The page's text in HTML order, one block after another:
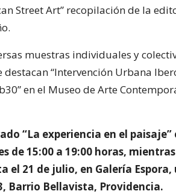
Street Art” recopilación de la
muestras individuales y
“Intervención Urbana
en el Museo de Arte
“La experiencia en el paisaje”
de 15:00 a 19:00 horas,
el 21 de julio, en Galería
Barrio Bellavista, Providencia.